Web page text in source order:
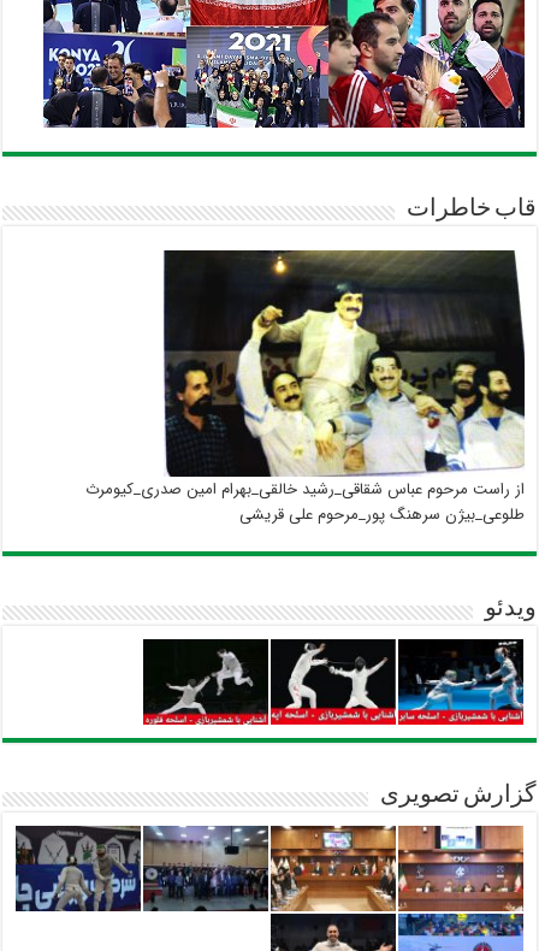
قاب خاطرات
از راست مرحوم عباس شقاقی_رشید خالقی_بهرام امین صدری_کیومرث
طلوعی_بیژن سرهنگ پور_مرحوم علی قریشی
ویدئو
گزارش تصویری